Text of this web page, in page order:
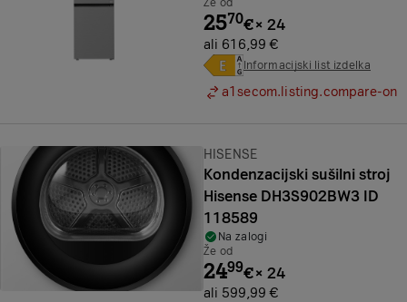
Že od
2570€× 24
ali 616,99 €
Informacijski list izdelka
a1secom.listing.compare-on
Znamka:
HISENSE
Kondenzacijski sušilni stroj
Hisense DH3S902BW3 ID
118589
Na zalogi
Že od
2499€× 24
ali 599,99 €